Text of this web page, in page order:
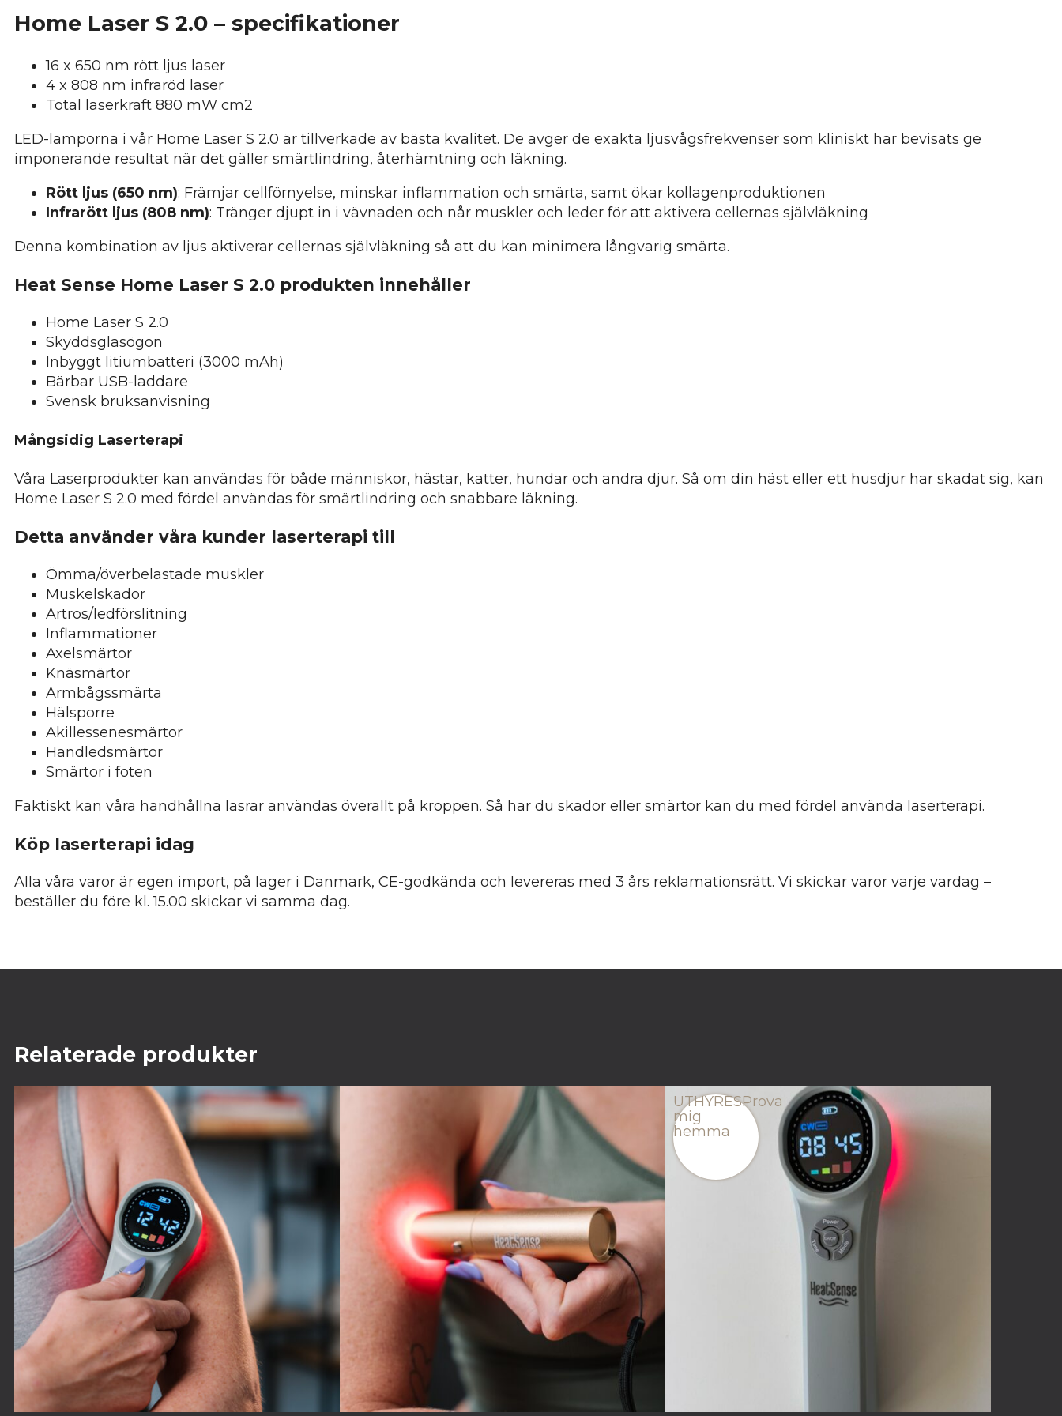
Home Laser S 2.0 – specifikationer
16 x 650 nm rött ljus laser
4 x 808 nm infraröd laser
Total laserkraft 880 mW cm2
LED-lamporna i vår Home Laser S 2.0 är tillverkade av bästa kvalitet. De avger de exakta ljusvågsfrekvenser som kliniskt har bevisats ge
imponerande resultat när det gäller smärtlindring, återhämtning och läkning.
Rött ljus (650 nm): Främjar cellförnyelse, minskar inflammation och smärta, samt ökar kollagenproduktionen
Infrarött ljus (808 nm): Tränger djupt in i vävnaden och når muskler och leder för att aktivera cellernas självläkning
Denna kombination av ljus aktiverar cellernas självläkning så att du kan minimera långvarig smärta.
Heat Sense Home Laser S 2.0 produkten innehåller
Home Laser S 2.0
Skyddsglasögon
Inbyggt litiumbatteri (3000 mAh)
Bärbar USB-laddare
Svensk bruksanvisning
Mångsidig Laserterapi
Våra Laserprodukter kan användas för både människor, hästar, katter, hundar och andra djur. Så om din häst eller ett husdjur har skadat sig, kan
Home Laser S 2.0 med fördel användas för smärtlindring och snabbare läkning.
Detta använder våra kunder laserterapi till
Ömma/överbelastade muskler
Muskelskador
Artros/ledförslitning
Inflammationer
Axelsmärtor
Knäsmärtor
Armbågssmärta
Hälsporre
Akillessenesmärtor
Handledsmärtor
Smärtor i foten
Faktiskt kan våra handhållna lasrar användas överallt på kroppen. Så har du skador eller smärtor kan du med fördel använda laserterapi.
Köp laserterapi idag
Alla våra varor är egen import, på lager i Danmark, CE-godkända och levereras med 3 års reklamationsrätt. Vi skickar varor varje vardag –
beställer du före kl. 15.00 skickar vi samma dag.
Relaterade produkter